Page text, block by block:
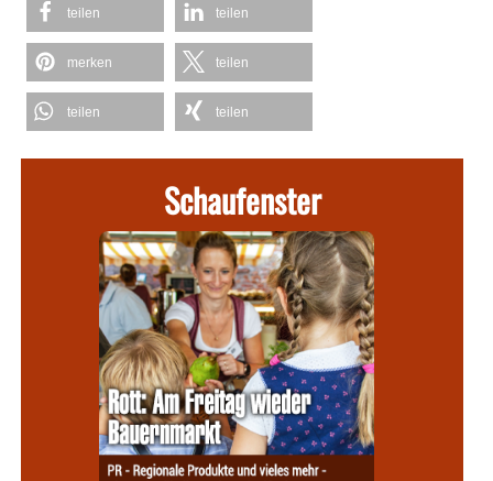
teilen teilen
merken teilen
teilen teilen
Schaufenster